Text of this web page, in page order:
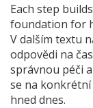
Each step
foundation for
V dalším textu
odpovědi na
správnou péči
se na
hned dnes.